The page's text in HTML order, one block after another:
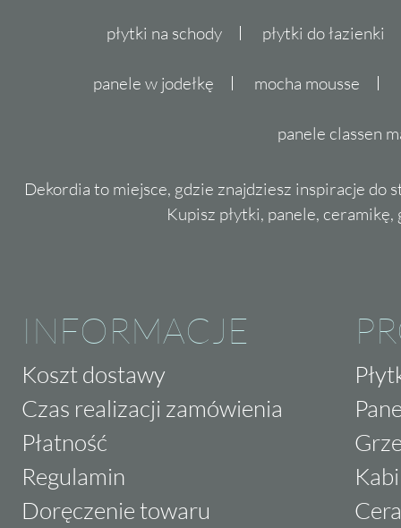
płytki na schody płytki do łazienki
panele w jodełkę mocha mousse
panele classen
Dekordia to miejsce, gdzie znajdziesz inspiracje do
Kupisz płytki, panele,
INFORMACJE
Koszt dostawy
Czas realizacji zamówienia
Płatność
Regulamin
Doręczenie towaru